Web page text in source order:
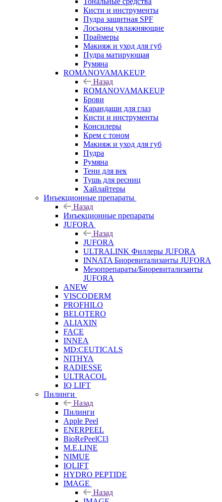
Кисти и инструменты
Пудра защитная SPF
Лосьоны увлажняющие
Праймеры
Макияж и уход для губ
Пудра матирующая
Румяна
ROMANOVAMAKEUP
Назад
ROMANOVAMAKEUP
Брови
Карандаши для глаз
Кисти и инструменты
Консилеры
Крем с тоном
Макияж и уход для губ
Пудра
Румяна
Тени для век
Тушь для ресниц
Хайлайтеры
Инъекционные препараты
Назад
Инъекционные препараты
JUFORA
Назад
JUFORA
ULTRALINK Филлеры JUFORA
INNATA Биоревитализанты JUFORA
Мезопрепараты/Биоревитализанты
JUFORA
ANEW
VISCODERM
PROFHILO
BELOTERO
ALIAXIN
FACE
INNEA
MD:CEUTICALS
NITHYA
RADIESSE
ULTRACOL
IQ LIFT
Пилинги
Назад
Пилинги
Apple Peel
ENERPEEL
BioRePeelCl3
M.E.LINE
NIMUE
IQLIFT
HYDRO PEPTIDE
IMAGE
Назад